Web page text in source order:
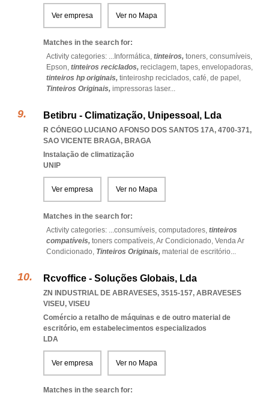
Ver empresa Ver no Mapa
Matches in the search for:
Activity categories: ... Informática, tinteiros, toners, consumíveis,
Epson, tinteiros reciclados, reciclagem, tapes, envelopadoras,
tinteiros hp originais, tinteiroshp reciclados, café, de papel,
Tinteiros Originais, impressoras laser...
Betibru - Climatização, Unipessoal, Lda
R CÓNEGO LUCIANO AFONSO DOS SANTOS 17A, 4700-371,
SAO VICENTE BRAGA, BRAGA
Instalação de climatização
UNIP
Ver empresa Ver no Mapa
Matches in the search for:
Activity categories: ...consumíveis, computadores, tinteiros
compatíveis, toners compatíveis,Ar Condicionado, Venda Ar
Condicionado, Tinteiros Originais, material de escritório...
Rcvoffice - Soluções Globais, Lda
ZN INDUSTRIAL DE ABRAVESES, 3515-157, ABRAVESES
VISEU, VISEU
Comércio a retalho de máquinas e de outro material de
escritório, em estabelecimentos especializados
LDA
Ver empresa Ver no Mapa
Matches in the search for: